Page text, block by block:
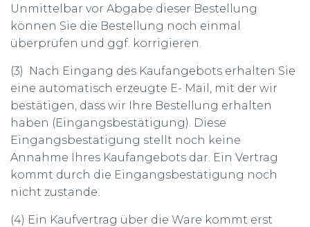
Unmittelbar vor Abgabe dieser Bestellung
können Sie die Bestellung noch einmal
überprüfen und ggf. korrigieren.
(3) Nach Eingang des Kaufangebots erhalten Sie
eine automatisch erzeugte E- Mail, mit der wir
bestätigen, dass wir Ihre Bestellung erhalten
haben (Eingangsbestätigung). Diese
Eingangsbestätigung stellt noch keine
Annahme Ihres Kaufangebots dar. Ein Vertrag
kommt durch die Eingangsbestätigung noch
nicht zustande.
(4) Ein Kaufvertrag über die Ware kommt erst